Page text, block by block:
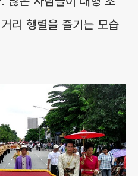
리 행렬을 즐기는 모습